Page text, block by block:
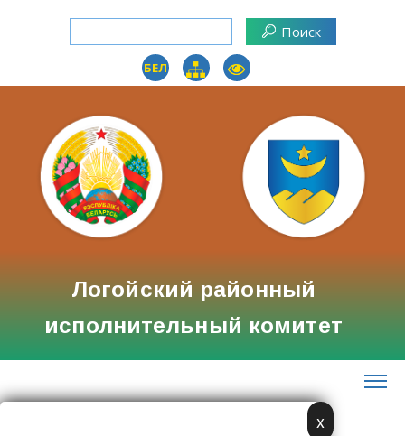
БЕЛ
Логойский районный
исполнительный комитет
x